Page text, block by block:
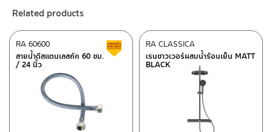
ฝักบัวก้านแข็ง ขนาด 24 ซม. ขอบของฝักบัวเป็นชิ้นเดียวกันทำให้น้ำไม่
เป็น4ทิศทางต่อ 1 ปุ่ม ให้น้ำไหลเป็นฝอยละเอียดอ่อนนุ่ม ครอบคลุมทั่ว
ตัว ในขณะเปิดน้ำ และ ฝักบัวมือ ปรับฟังชั่น ได้ 5 ระบบ ผลิตจากสแตน
เลส เกรด 304 ด้าน ปุ่มยางกำจัดตะกรันที่อุดตันออกได้ง่าย เพียงใช้นิ้วถู
ท่อลอยสามารถปรับระดับสูง-ต่ำได้โดยใช้ตัวล๊อค ระหว่างท่อเพียงหมุน
แล้วเลื่อนให้เหมาะสมตามความต้องการ ขอแขวนฝักบัวสามารถเลื่อน
ขึ้น-ลงได้เพียงใช้มือบีบเลื่อน ออกแบบให้เป็นรูปแบบร่วมสมัย ช่วยเพิ่ม
ประสบการณ์การอาบน้ำเหมือนอาบน้ำสายฝน และ ยังสามารถใช้ฝักบัว
มือ ในการชำระล้างในจุดที่ต้องการ เพื่อเป็นการยืนยันความคงทนของ
สายฝักบัวขนาด 150 ซม.
ผลิตจากสแตนเลส
ขอแขวนบนราว
ผลิตจากพลาสติก ABS
บนตัวสินค้า ซึ่งจะสร้างความเสียหายให้เกิดขึ้นกับผิวของสินค้าได้
After Sales Service Center – Bangkok
662/61-62 Rama 3 Road, Bangpongpang, Yannawa,
– Shopee
–Lazada
–ซื้อสินค้าชิ้นนี้บน Shopee>> Click Here<<
– ซื้อสินค้าชิ้นนี้บน Lazada Click Here<<
ติดต่อพนักงานขาย / Contact Sales Staff
Tel: 02-285-5795
@charnpaiboon.sales
Related products
สายน้ำดีสแตนเลสถัก 60 ซม.
/ 24 นิ้ว
RA 60600 Clearance sale
เรนชาวเวอร์ผสมน้ำร้อนเย็น MATT
BLACK
RA CLASSICA